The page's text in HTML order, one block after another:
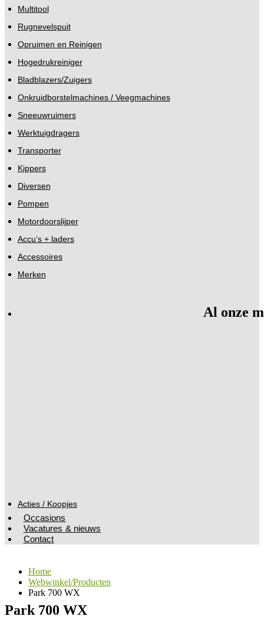
Multitool
Rugnevelspuit
Opruimen en Reinigen
Hogedrukreiniger
Bladblazers/Zuigers
Onkruidborstelmachines / Veegmachines
Sneeuwruimers
Werktuigdragers
Transporter
Kippers
Diversen
Pompen
Motordoorslijper
Accu’s + laders
Accessoires
Merken
Al onze
Acties / Koopjes
Occasions
Vacatures & nieuws
Contact
Home
Webwinkel/Producten
Park 700 WX
Park 700 WX